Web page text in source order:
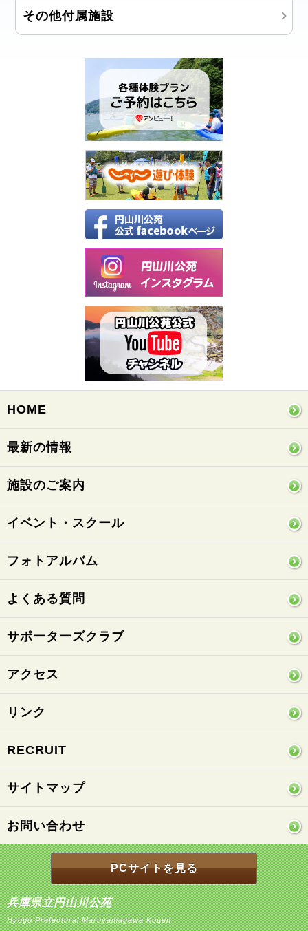
その他付属施設
HOME
最新の情報
施設のご案内
イベント・スクール
フォトアルバム
よくある質問
サポーターズクラブ
アクセス
リンク
RECRUIT
サイトマップ
お問い合わせ
PCサイトを見る
兵庫県立円山川公苑
Hyogo Prefectural Maruyamagawa Kouen